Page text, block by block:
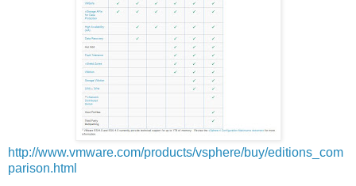
http://www.vmware.com/products/vsphere/buy/editions_com
parison.html